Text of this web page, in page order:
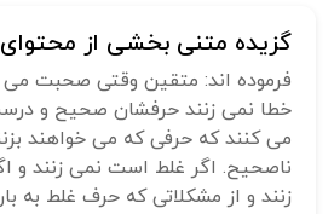
گزیده متنی بخشی از
فرموده اند: متقین وقتی صحبت
خطا نمی زنند حرفشان صحیح و
می کنند که حرفی که می خواهند
ناصحیح. اگر غلط است نمی زنند
زنند و از مشکلاتی که حرف غلط به